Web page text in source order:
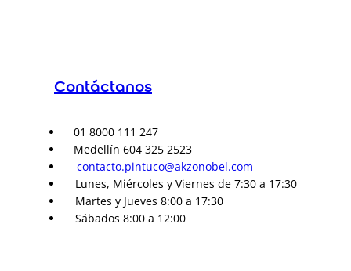
Contáctanos
01 8000 111 247
Medellín 604 325 2523
contacto.pintuco@akzonobel.com
Lunes, Miércoles y Viernes de 7:30 a 17:30
Martes y Jueves 8:00 a 17:30
Sábados 8:00 a 12:00